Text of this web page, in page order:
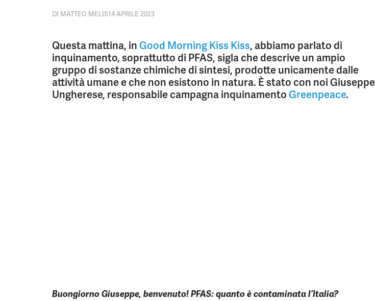
DI MATTEO MELIS14 APRILE 2023
Questa mattina, in Good Morning Kiss Kiss, abbiamo parlato di
inquinamento, soprattutto di PFAS, sigla che descrive un ampio
gruppo di sostanze chimiche di sintesi, prodotte unicamente dalle
attività umane e che non esistono in natura. È stato con noi Giuseppe
Ungherese, responsabile campagna inquinamento Greenpeace.
Buongiorno Giuseppe, benvenuto! PFAS: quanto è contaminata l’Italia?